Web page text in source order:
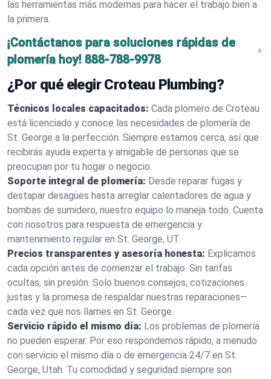
las herramientas más modernas para hacer el trabajo bien a
la primera.
¡Contáctanos para soluciones rápidas de
plomería hoy! 888-788-9978
¿Por qué elegir Croteau Plumbing?
Técnicos locales capacitados: Cada plomero de Croteau
está licenciado y conoce las necesidades de plomería de
St. George a la perfección. Siempre estamos cerca, así que
recibirás ayuda experta y amigable de personas que se
preocupan por tu hogar o negocio.
Soporte integral de plomería: Desde reparar fugas y
destapar desagües hasta arreglar calentadores de agua y
bombas de sumidero, nuestro equipo lo maneja todo. Cuenta
con nosotros para respuesta de emergencia y
mantenimiento regular en St. George, UT.
Precios transparentes y asesoría honesta: Explicamos
cada opción antes de comenzar el trabajo. Sin tarifas
ocultas, sin presión. Solo buenos consejos, cotizaciones
justas y la promesa de respaldar nuestras reparaciones—
cada vez que nos llames en St. George.
Servicio rápido el mismo día: Los problemas de plomería
no pueden esperar. Por eso respondemos rápido, a menudo
con servicio el mismo día o de emergencia 24/7 en St.
George, Utah. Tu comodidad y seguridad siempre son